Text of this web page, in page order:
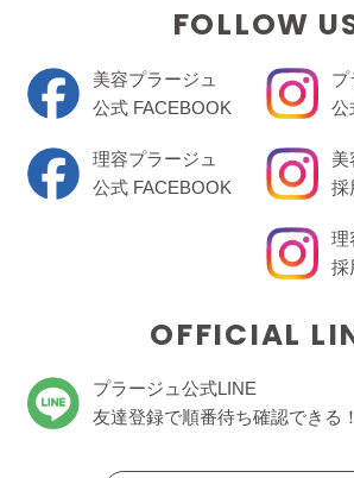
FOLLOW
美容プラージュ
公式 FACEBOOK
理容プラージュ
公式 FACEBOOK
プ
公
美
採
理
採
OFFICIAL
プラージュ公式LINE
友達登録で順番待ち確認できる！